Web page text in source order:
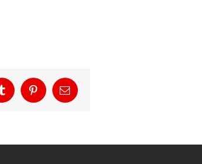
TumblrPinterestEmail